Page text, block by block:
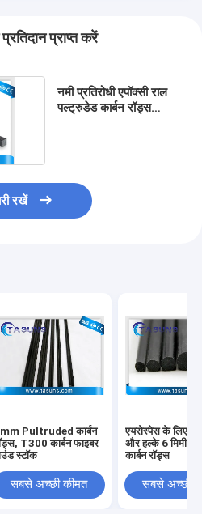
प्राप्त करें
नमी प्रतिरोधी एपॉक्सी राल
पल्ट्रुडेड कार्बन रॉड्स
रखें
Pultruded कार्बन
T300 कार्बन फाइबर
स्टॉक
सबसे अच्छी कीमत
एयरोस्पेस के लिए
और हल्के 6 मिमी
कार्बन रॉड्स
सबसे अच्छी